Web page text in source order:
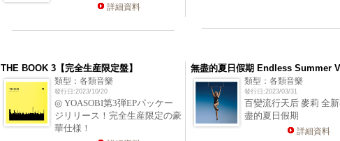
詳細資料
THE BOOK 3【完全生産限定盤】
類型：各類音樂
發行日:2023/10/20
◎ YOASOBI第3弾EPパッケー
ジリリース！完全生産限定の豪
華仕様！
無盡的夏日假期 Endless Summer
類型：各類音樂
發行日:2023/03/31
百變流行天后 麥莉 全
盡的夏日假期
詳細資料